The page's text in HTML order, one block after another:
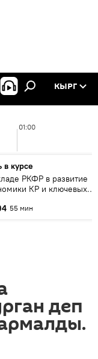
КЫРГ
01:00
в курсе
РКФР в развитие
КР и ключевых
55 мин
деп